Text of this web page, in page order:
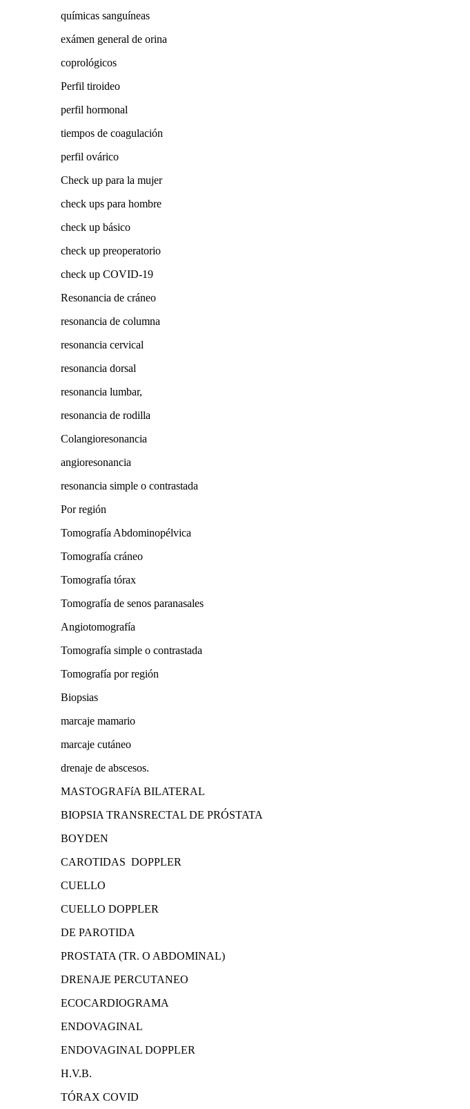
químicas sanguíneas
exámen general de orina
coprológicos
Perfil tiroideo
perfil hormonal
tiempos de coagulación
perfil ovárico
Check up para la mujer
check ups para hombre
check up básico
check up preoperatorio
check up COVID-19
Resonancia de cráneo
resonancia de columna
resonancia cervical
resonancia dorsal
resonancia lumbar,
resonancia de rodilla
Colangioresonancia
angioresonancia
resonancia simple o contrastada
Por región
Tomografía Abdominopélvica
Tomografía cráneo
Tomografía tórax
Tomografía de senos paranasales
Angiotomografía
Tomografía simple o contrastada
Tomografía por región
Biopsias
marcaje mamario
marcaje cutáneo
drenaje de abscesos.
MASTOGRAFíA BILATERAL
BIOPSIA TRANSRECTAL DE PRÓSTATA
BOYDEN
CAROTIDAS DOPPLER
CUELLO
CUELLO DOPPLER
DE PAROTIDA
PROSTATA (TR. O ABDOMINAL)
DRENAJE PERCUTANEO
ECOCARDIOGRAMA
ENDOVAGINAL
ENDOVAGINAL DOPPLER
H.V.B.
TÓRAX COVID